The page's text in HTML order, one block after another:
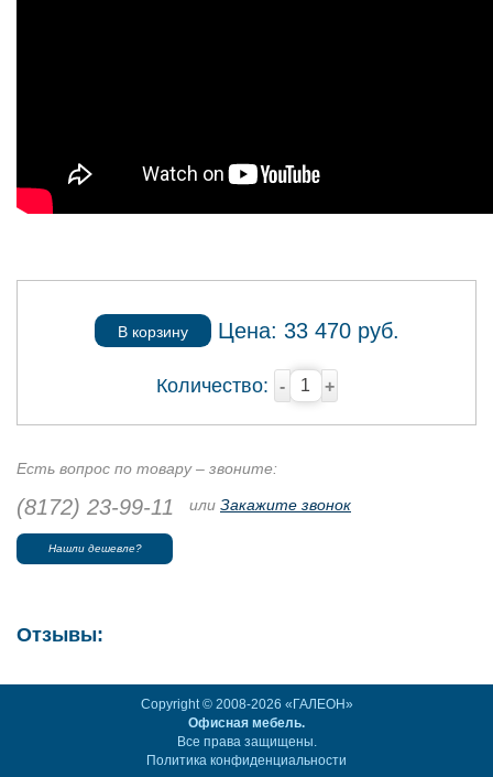
В корзину Цена: 33 470руб.
Количество: - +
Есть вопрос по товару – звоните:
(8172) 23-99-11 или Закажите звонок
Нашли дешевле?
Отзывы:
Copyright © 2008-2026 «ГАЛЕОН»
Офисная мебель.
Все права защищены.
Политика конфиденциальности